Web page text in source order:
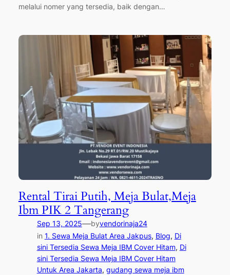
melalui nomer yang tersedia, baik dengan…
Rental Tirai Putih, Meja Bulat,Meja
Ibm PIK 2 Tangerang
Sep 13, 2025—byvendorinaja24
in 1. Sewa Meja Bulat Area Jakpus, Blog, Di
sini Tersedia Sewa Meja IBM Cover Hitam, Di
sini Tersedia Sewa Meja IBM Cover Hitam
Untuk Area Jakarta, gudang sewa meja ibm